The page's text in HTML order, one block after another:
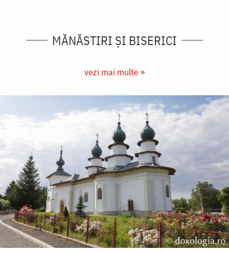
MĂNĂSTIRI ȘI BISERICI
vezi mai multe »